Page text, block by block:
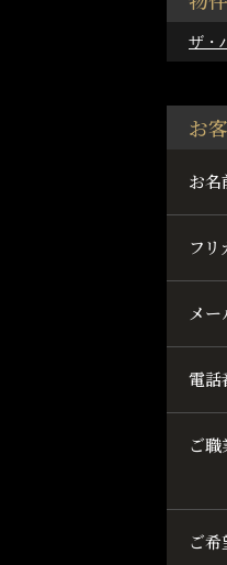
ザ・
お
お名
フリ
メ
電話
ご職
ご